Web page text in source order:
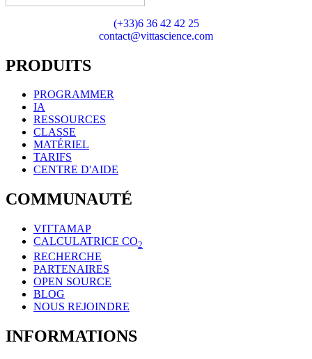
(+33)6 36 42 42 25
contact@vittascience.com
PRODUITS
PROGRAMMER
IA
RESSOURCES
CLASSE
MATÉRIEL
TARIFS
CENTRE D'AIDE
COMMUNAUTÉ
VITTAMAP
CALCULATRICE CO2
RECHERCHE
PARTENAIRES
OPEN SOURCE
BLOG
NOUS REJOINDRE
INFORMATIONS